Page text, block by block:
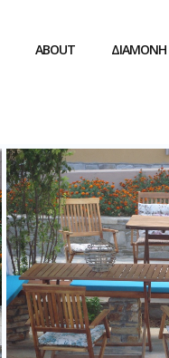
ABOUT ΔΙΑΜΟΝΗ